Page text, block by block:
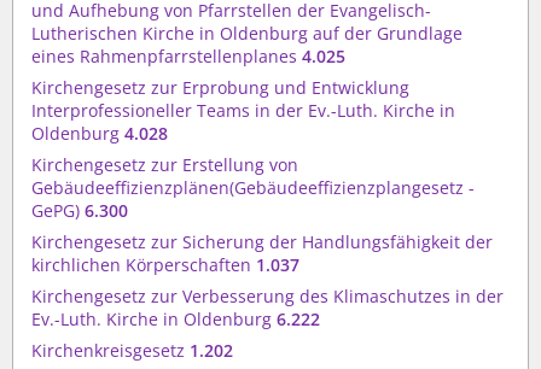
und Aufhebung von Pfarrstellen der Evangelisch-
Lutherischen Kirche in Oldenburg auf der Grundlage
eines Rahmenpfarrstellenplanes 4.025
Kirchengesetz zur Erprobung und Entwicklung
Interprofessioneller Teams in der Ev.-Luth. Kirche in
Oldenburg 4.028
Kirchengesetz zur Erstellung von
Gebäudeeffizienzplänen(Gebäudeeffizienzplangesetz -
GePG) 6.300
Kirchengesetz zur Sicherung der Handlungsfähigkeit der
kirchlichen Körperschaften 1.037
Kirchengesetz zur Verbesserung des Klimaschutzes in der
Ev.-Luth. Kirche in Oldenburg 6.222
Kirchenkreisgesetz 1.202